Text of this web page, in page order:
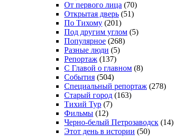
От первого лица (70)
Открытая дверь (51)
По Тихому (201)
Под другим углом (5)
Популярное (268)
Разные люди (5)
Репортаж (137)
С Главой о главном (8)
События (504)
Специальный репортаж (278)
Старый город (163)
Тихий Тур (7)
Фильмы (12)
Черно-белый Петрозаводск (14)
Этот день в истории (50)